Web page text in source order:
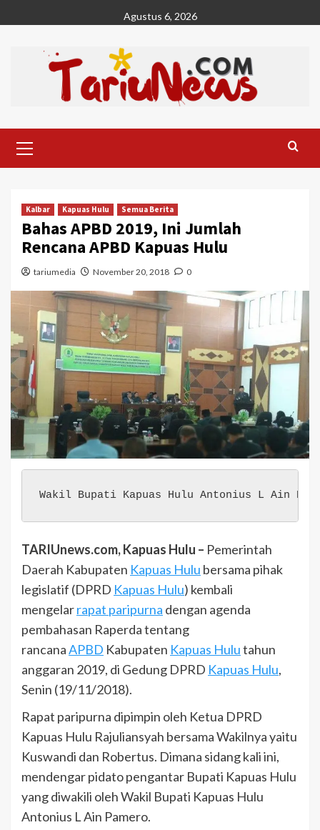
to
Agustus 6, 2026
Menu
Kalbar Kapuas Hulu Semua Berita
Bahas APBD 2019, Ini Jumlah
Rencana APBD Kapuas Hulu
tariumedia November 20, 2018 0
Wakil Bupati Kapuas Hulu Antonius L Ain
TARIUnews.com, Kapuas Hulu – Pemerintah
Daerah Kabupaten Kapuas Hulu bersama pihak
legislatif (DPRD Kapuas Hulu) kembali
mengelarrapat paripurna dengan agenda
pembahasan Raperda tentang
rancanaAPBD Kabupaten Kapuas Hulutahun
anggaran 2019, di Gedung DPRD Kapuas Hulu,
Senin (19/11/2018).
Rapat paripurna dipimpin oleh Ketua DPRD
Kapuas Hulu Rajuliansyah bersama Wakilnya yaitu
Kuswandi dan Robertus. Dimana sidang kali ini,
mendengar pidato pengantar Bupati Kapuas Hulu
yang diwakili oleh Wakil Bupati Kapuas Hulu
Antonius L Ain Pamero.